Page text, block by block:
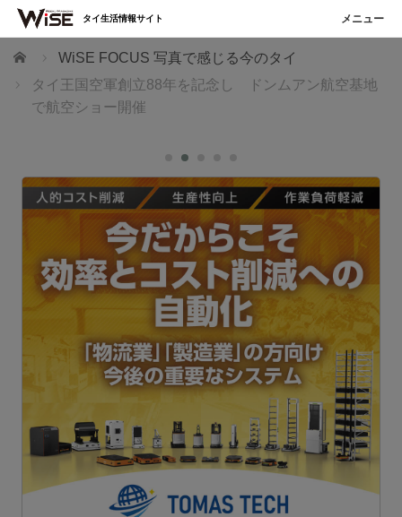
ホーム
WiSE FOCUS 写真で感じる今のタイ
タイ王国空軍創立88年を記念し ドンムアン航空基地
で航空ショー開催
タイ生活情報サイト